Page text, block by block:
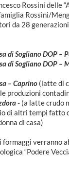
Rossini delle
Rossini/
da 28
di Sogliano DOP –
di Sogliano DOP –
– Caprino (latte di
produzioni
- (a latte crudo
di altri tempi fatto
di casa)
formaggi verranno
“Podere